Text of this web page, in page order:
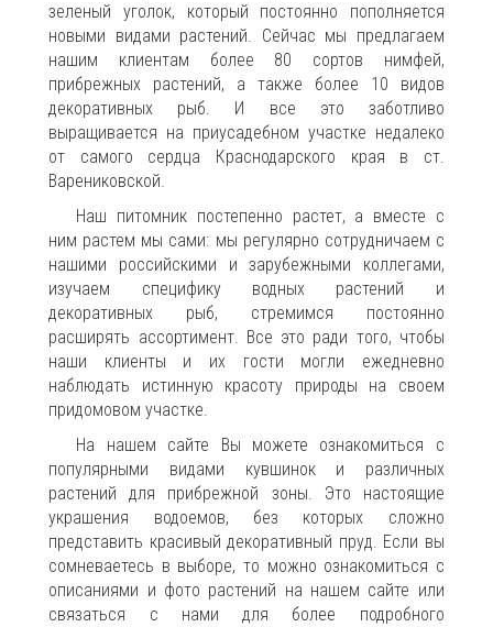
зеленый уголок, который постоянно пополняется
новыми видами растений. Сейчас мы предлагаем
нашим клиентам более 80 сортов нимфей,
прибрежных растений, а также более 10 видов
декоративных рыб. И все это заботливо
выращивается на приусадебном участке недалеко
от самого сердца Краснодарского края в ст.
Варениковской.
Наш питомник постепенно растет, а вместе с
ним растем мы сами: мы регулярно сотрудничаем с
нашими российскими и зарубежными коллегами,
изучаем специфику водных растений и
декоративных рыб, стремимся постоянно
расширять ассортимент. Все это ради того, чтобы
наши клиенты и их гости могли ежедневно
наблюдать истинную красоту природы на своем
придомовом участке.
На нашем сайте Вы можете ознакомиться с
популярными видами кувшинок и различных
растений для прибрежной зоны. Это настоящие
украшения водоемов, без которых сложно
представить красивый декоративный пруд. Если вы
сомневаетесь в выборе, то можно ознакомиться с
описаниями и фото растений на нашем сайте или
связаться с нами для более подробного